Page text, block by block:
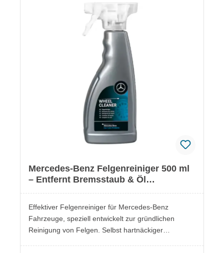
Gefahrenhinweise sowie Erste-Hilfe-Maßnahmen
entnehmen Sie bitte den jeweiligen
Sicherheitsdatenblättern, die bei den einzelnen
Produkten hinterlegt sind.
Mercedes-Benz Felgenreiniger 500 ml
– Entfernt Bremsstaub & Öl
rückstandslos
Effektiver Felgenreiniger für Mercedes-Benz
Fahrzeuge, speziell entwickelt zur gründlichen
Reinigung von Felgen. Selbst hartnäckiger